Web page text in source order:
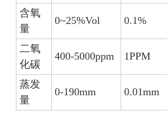
含氧
量
0~25%Vol 0.1%
二氧
化碳
400-5000ppm 1PPM
蒸发
量
0-190mm 0.01mm